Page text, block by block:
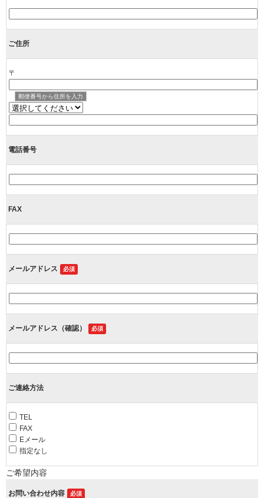
ご住所
〒
郵便番号から住所を入力
電話番号
FAX
メールアドレス 必須
メールアドレス（確認） 必須
ご連絡方法
TEL
FAX
Eメール
指定なし
ご希望内容
お問い合わせ内容 必須